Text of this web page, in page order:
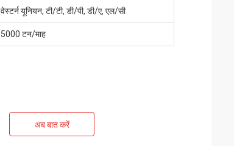
वेस्टर्न यूनियन, टी/टी, डी/पी, डी/ए, एल/सी
5000 टन/माह
अब बात करें